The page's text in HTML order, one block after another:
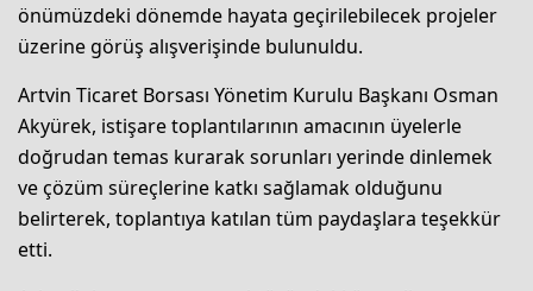
önümüzdeki dönemde hayata geçirilebilecek projeler
üzerine görüş alışverişinde bulunuldu.
Artvin Ticaret Borsası Yönetim Kurulu Başkanı Osman
Akyürek, istişare toplantılarının amacının üyelerle
doğrudan temas kurarak sorunları yerinde dinlemek
ve çözüm süreçlerine katkı sağlamak olduğunu
belirterek, toplantıya katılan tüm paydaşlara teşekkür
etti.